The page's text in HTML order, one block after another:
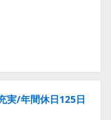
実/年間休日125日